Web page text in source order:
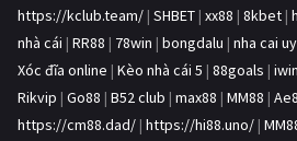
https://kclub.team/ | SHBET | xx88 | 8kbet |
nhà cái | RR88 | 78win | bongdalu | nha cai
Xóc đĩa online | Kèo nhà cái 5 | 88goals | iwin
Rikvip | Go88 | B52 club | max88 | MM88 |
https://cm88.dad/ | https://hi88.uno/ |